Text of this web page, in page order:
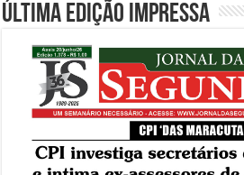
Última edição impressa